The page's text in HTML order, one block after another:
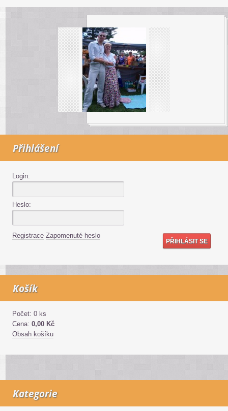
Přihlášení
Login:
Heslo:
Registrace Zapomenuté heslo
Košík
Počet: 0 ks
Cena: 0,00 Kč
Obsah košíku
Kategorie